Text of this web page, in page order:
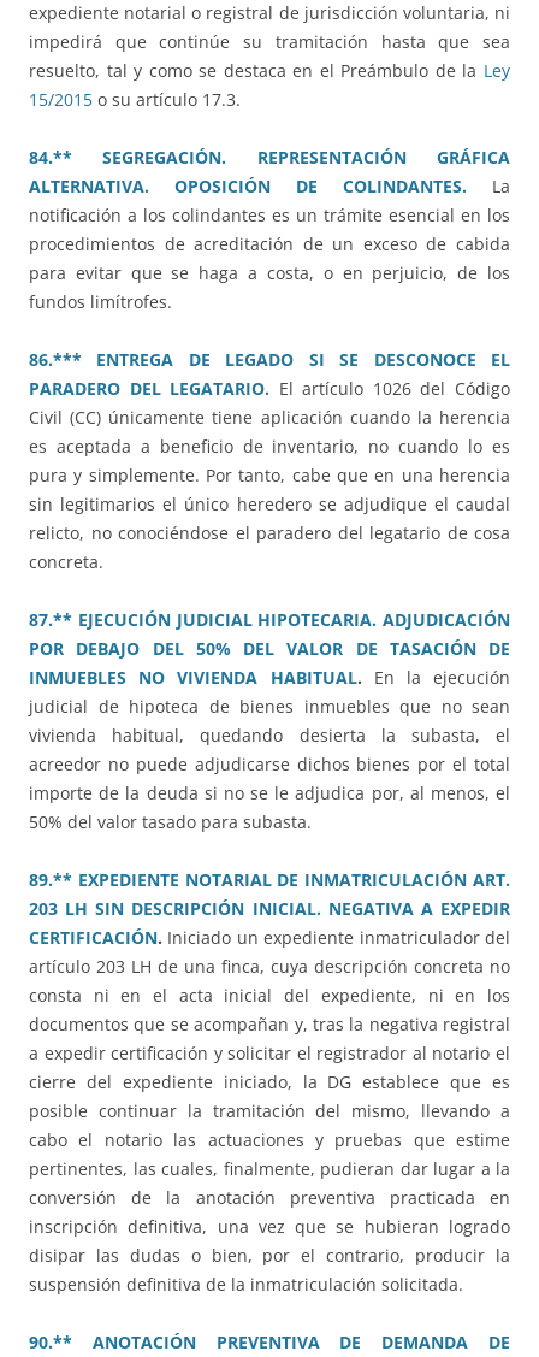
expediente notarial o registral de jurisdicción voluntaria, ni
impedirá que continúe su tramitación hasta que sea
resuelto, tal y como se destaca en el Preámbulo de la Ley
15/2015 o su artículo 17.3.
84.** SEGREGACIÓN. REPRESENTACIÓN GRÁFICA
ALTERNATIVA. OPOSICIÓN DE COLINDANTES. La
notificación a los colindantes es un trámite esencial en los
procedimientos de acreditación de un exceso de cabida
para evitar que se haga a costa, o en perjuicio, de los
fundos limítrofes.
86.*** ENTREGA DE LEGADO SI SE DESCONOCE EL
PARADERO DEL LEGATARIO. El artículo 1026 del Código
Civil (CC) únicamente tiene aplicación cuando la herencia
es aceptada a beneficio de inventario, no cuando lo es
pura y simplemente. Por tanto, cabe que en una herencia
sin legitimarios el único heredero se adjudique el caudal
relicto, no conociéndose el paradero del legatario de cosa
concreta.
87.** EJECUCIÓN JUDICIAL HIPOTECARIA. ADJUDICACIÓN
POR DEBAJO DEL 50% DEL VALOR DE TASACIÓN DE
INMUEBLES NO VIVIENDA HABITUAL. En la ejecución
judicial de hipoteca de bienes inmuebles que no sean
vivienda habitual, quedando desierta la subasta, el
acreedor no puede adjudicarse dichos bienes por el total
importe de la deuda si no se le adjudica por, al menos, el
50% del valor tasado para subasta.
89.** EXPEDIENTE NOTARIAL DE INMATRICULACIÓN ART.
203 LH SIN DESCRIPCIÓN INICIAL. NEGATIVA A EXPEDIR
CERTIFICACIÓN. Iniciado un expediente inmatriculador del
artículo 203 LH de una finca, cuya descripción concreta no
consta ni en el acta inicial del expediente, ni en los
documentos que se acompañan y, tras la negativa registral
a expedir certificación y solicitar el registrador al notario el
cierre del expediente iniciado, la DG establece que es
posible continuar la tramitación del mismo, llevando a
cabo el notario las actuaciones y pruebas que estime
pertinentes, las cuales, finalmente, pudieran dar lugar a la
conversión de la anotación preventiva practicada en
inscripción definitiva, una vez que se hubieran logrado
disipar las dudas o bien, por el contrario, producir la
suspensión definitiva de la inmatriculación solicitada.
90.** ANOTACIÓN PREVENTIVA DE DEMANDA DE